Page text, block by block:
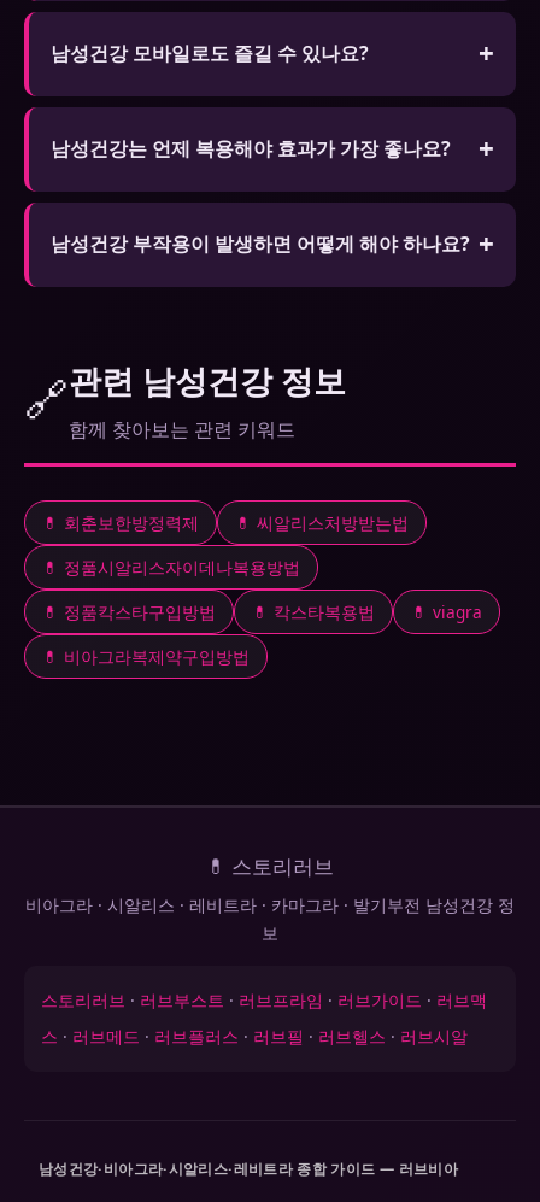
α 차단제(전립선 치료제)와 남성건강 병용은 심한 저
혈압을 유발할 수 있습니다. 반드시 처방 의사에게 알
남성건강 모바일로도 즐길 수 있나요?
대부분의 사이트가 모바일을 지원합니다. 공공 WiFi
보다 개인 데이터 사용이 보안에 더 안전합니다.
남성건강는 언제 복용해야 효과가 가장 좋나요?
비아그라는 성행위 30~60분 전, 시알리스는 최대 36
시간 지속되므로 여유 있게 복용 가능합니다. 고지방
남성건강 부작용이 발생하면 어떻게 해야 하나요?
시야 변화·흉통이 있다면 즉시 의료기관을 방문하세
요.
🔗관련 남성건강 정보
함께 찾아보는 관련 키워드
💊 회춘보한방정력제
💊 씨알리스처방받는법
💊 정품시알리스자이데나복용방법
💊 정품칵스타구입방법
💊 칵스타복용법
💊 viagra
💊 비아그라복제약구입방법
💊 스토리러브
비아그라 · 시알리스 · 레비트라 · 카마그라 · 발기부전 남성건강 정
보
스토리러브 · 러브부스트 · 러브프라임 · 러브가이드 · 러브맥
스 · 러브메드 · 러브플러스 · 러브필 · 러브헬스 · 러브시알
남성건강·비아그라·시알리스·레비트라 종합 가이드 — 러브비아